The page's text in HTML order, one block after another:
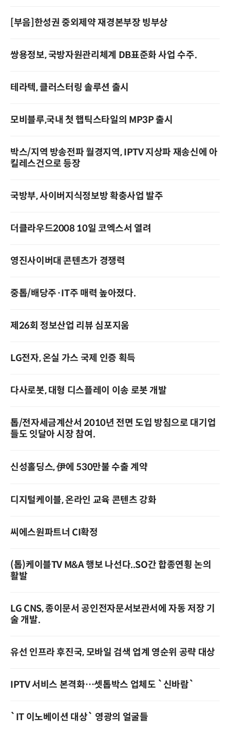
[부음]한성권 중외제약 재경본부장 빙부상
쌍용정보, 국방자원관리체계 DB표준화 사업 수주.
테라텍, 클러스터링 솔루션 출시
모비블루,국내 첫 햅틱스타일의 MP3P 출시
박스/지역 방송전파 월경지역, IPTV 지상파 재송신에 아
킬레스건으로 등장
국방부, 사이버지식정보방 확충사업 발주
더클라우드2008 10일 코엑스서 열려
영진사이버대 콘텐츠가 경쟁력
중톱/배당주·IT주 매력 높아졌다.
제26회 정보산업 리뷰 심포지움
LG전자, 온실 가스 국제 인증 획득
다사로봇, 대형 디스플레이 이송 로봇 개발
톱/전자세금계산서 2010년 전면 도입 방침으로 대기업
들도 잇달아 시장 참여.
신성홀딩스, 伊에 530만불 수출 계약
디지털케이블, 온라인 교육 콘텐츠 강화
씨에스원파트너 CI확정
(톱)케이블TV M&A 행보 나선다..SO간 합종연횡 논의
활발
LG CNS, 종이문서 공인전자문서보관서에 자동 저장 기
술 개발.
유선 인프라 후진국, 모바일 검색 업계 영순위 공략 대상
IPTV 서비스 본격화…셋톱박스 업체도 `신바람`
`IT 이노베이션 대상` 영광의 얼굴들